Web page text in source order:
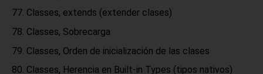
Classes, extends (extender clases)
Classes, Sobrecarga
Classes, Orden de inicialización de las clases
Classes, Herencia en Built-in Types (tipos nativos)